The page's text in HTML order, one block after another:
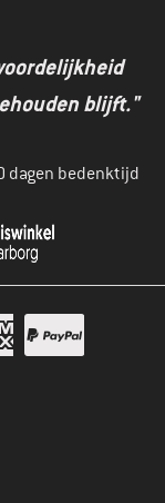
blijft."
dagen bedenktijd